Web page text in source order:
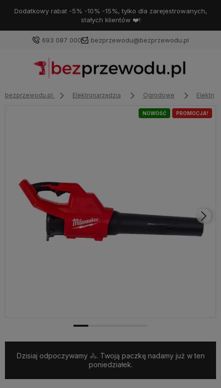
Dodatkowy rabat -5% -10% -15%, tylko dla zarejestrowanych,
stałych klientów ❤️!
693 087 000 bezprzewodu@bezprzewodu.pl
bezprzewodu.pl Elektronarzędzia Ogrodowe
PROMOCJA!
NOWOŚĆ
Dzisiaj odpoczywamy 🚴. Twoją paczkę nadamy już w ten
poniedziałek.